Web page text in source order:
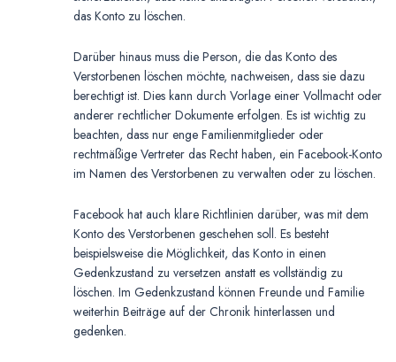
das Konto zu löschen.
Darüber hinaus muss die Person, die das Konto des
Verstorbenen löschen möchte, nachweisen, dass sie dazu
berechtigt ist. Dies kann durch Vorlage einer Vollmacht oder
anderer rechtlicher Dokumente erfolgen. Es ist wichtig zu
beachten, dass nur enge Familienmitglieder oder
rechtmäßige Vertreter das Recht haben, ein Facebook-Konto
im Namen des Verstorbenen zu verwalten oder zu löschen.
Facebook hat auch klare Richtlinien darüber, was mit dem
Konto des Verstorbenen geschehen soll. Es besteht
beispielsweise die Möglichkeit, das Konto in einen
Gedenkzustand zu versetzen anstatt es vollständig zu
löschen. Im Gedenkzustand können Freunde und Familie
weiterhin Beiträge auf der Chronik hinterlassen und
gedenken.